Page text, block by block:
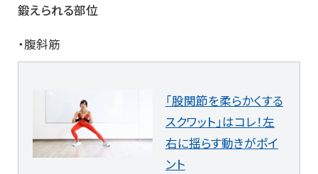
鍛えられる部位
・腹斜筋
「股関節を柔らかくする
スクワット」はコレ！左
右に揺らす動きがポイ
ント